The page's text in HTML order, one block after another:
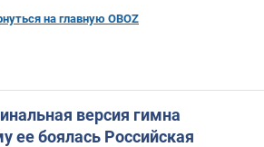
на главную OBOZ
версия гимна
ее боялась Российская